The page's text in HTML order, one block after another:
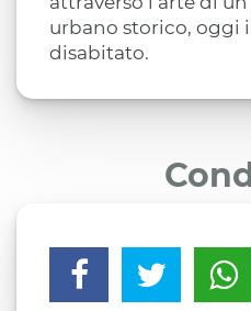
urbano storico, oggi
disabitato.